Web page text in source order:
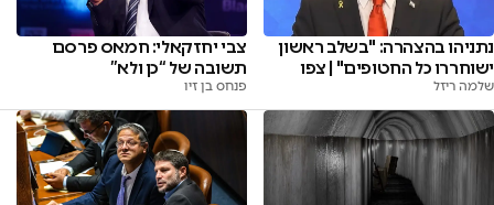
נתניהו בהצהרה: "בשלב ראשון
ישוחררו כל החטופים" | צפו
שלמה ריזל
צבי יחזקאלי: חמאס פרסם
תשובה של “כן ולא”
פנחס בן זיו